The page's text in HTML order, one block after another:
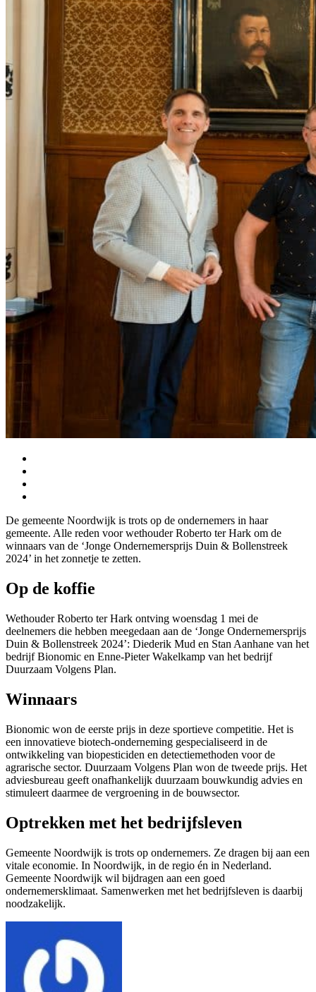
De gemeente Noordwijk is trots op de ondernemers in haar
gemeente. Alle reden voor wethouder Roberto ter Hark om de
winnaars van de ‘Jonge Ondernemersprijs Duin & Bollenstreek
2024’ in het zonnetje te zetten.
Op de koffie
Wethouder Roberto ter Hark ontving woensdag 1 mei de
deelnemers die hebben meegedaan aan de ‘Jonge Ondernemersprijs
Duin & Bollenstreek 2024’: Diederik Mud en Stan Aanhane van het
bedrijf Bionomic en Enne-Pieter Wakelkamp van het bedrijf
Duurzaam Volgens Plan.
Winnaars
Bionomic won de eerste prijs in deze sportieve competitie. Het is
een innovatieve biotech-onderneming gespecialiseerd in de
ontwikkeling van biopesticiden en detectiemethoden voor de
agrarische sector. Duurzaam Volgens Plan won de tweede prijs. Het
adviesbureau geeft onafhankelijk duurzaam bouwkundig advies en
stimuleert daarmee de vergroening in de bouwsector.
Optrekken met het bedrijfsleven
Gemeente Noordwijk is trots op ondernemers. Ze dragen bij aan een
vitale economie. In Noordwijk, in de regio én in Nederland.
Gemeente Noordwijk wil bijdragen aan een goed
ondernemersklimaat. Samenwerken met het bedrijfsleven is daarbij
noodzakelijk.